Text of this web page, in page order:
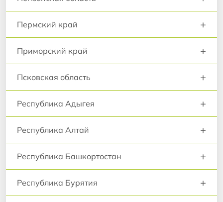
Пермский край +
Приморский край +
Псковская область +
Республика Адыгея +
Республика Алтай +
Республика Башкортостан +
Республика Бурятия +